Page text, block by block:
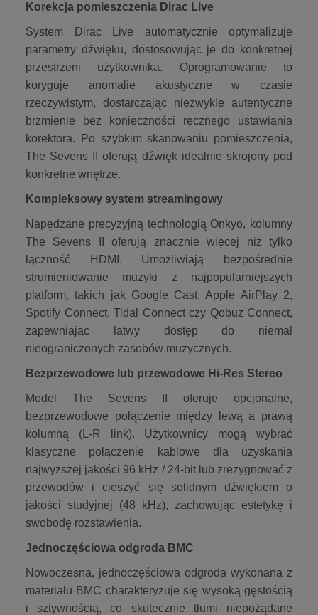
Korekcja pomieszczenia Dirac Live
System Dirac Live automatycznie optymalizuje
parametry dźwięku, dostosowując je do konkretnej
przestrzeni użytkownika. Oprogramowanie to
koryguje anomalie akustyczne w czasie
rzeczywistym, dostarczając niezwykle autentyczne
brzmienie bez konieczności ręcznego ustawiania
korektora. Po szybkim skanowaniu pomieszczenia,
The Sevens II oferują dźwięk idealnie skrojony pod
konkretne wnętrze.
Kompleksowy system streamingowy
Napędzane precyzyjną technologią Onkyo, kolumny
The Sevens II oferują znacznie więcej niż tylko
łączność HDMI. Umożliwiają bezpośrednie
strumieniowanie muzyki z najpopularniejszych
platform, takich jak Google Cast, Apple AirPlay 2,
Spotify Connect, Tidal Connect czy Qobuz Connect,
zapewniając łatwy dostęp do niemal
nieograniczonych zasobów muzycznych.
Bezprzewodowe lub przewodowe Hi-Res Stereo
Model The Sevens II oferuje opcjonalne,
bezprzewodowe połączenie między lewą a prawą
kolumną (L-R link). Użytkownicy mogą wybrać
klasyczne połączenie kablowe dla uzyskania
najwyższej jakości 96 kHz / 24-bit lub zrezygnować z
przewodów i cieszyć się solidnym dźwiękiem o
jakości studyjnej (48 kHz), zachowując estetykę i
swobodę rozstawienia.
Jednoczęściowa odgroda BMC
Nowoczesna, jednoczęściowa odgroda wykonana z
materiału BMC charakteryzuje się wysoką gęstością
i sztywnością, co skutecznie tłumi niepożądane